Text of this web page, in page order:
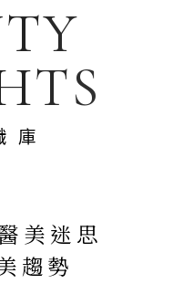
庫
美迷思
趨勢